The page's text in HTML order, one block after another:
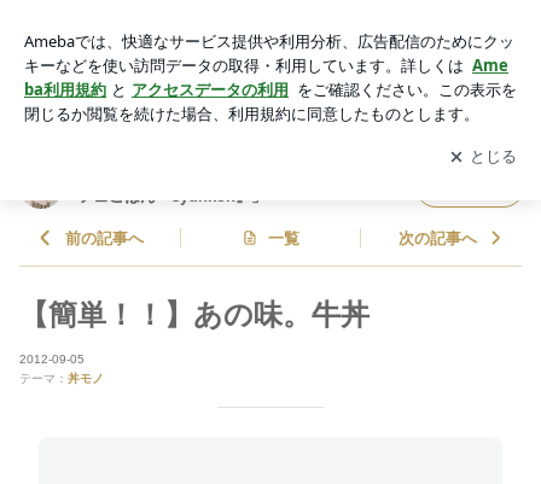
み笑いのカフェごはん『syunkon』」Powered by Ameba
アプリをダウンロードして ブログの更新通知
を受け取りまし
ょう。
開く
フェごはん『syunkon』」
前の記事へ 一覧 次の記事へ
【簡単！！】あの味。牛丼
2012-09-05
テーマ： 丼モノ